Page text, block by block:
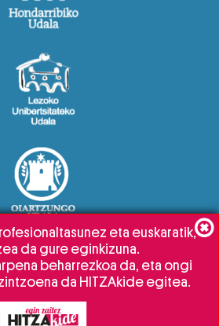
eta euskaratik,
da gure eginkizuna.
beharrezkoa da, eta ongi
da HITZAkide egitea.